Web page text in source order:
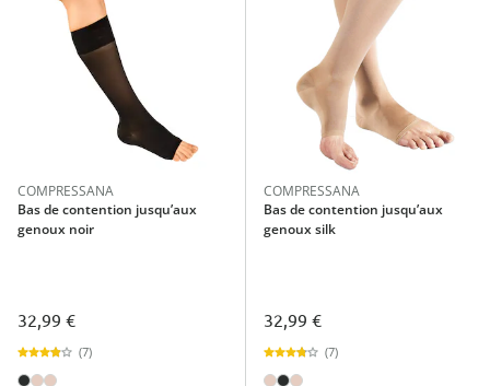
COMPRESSANA
Bas de contention jusqu’aux
genoux noir
32,99 €
(7)
COMPRESSANA
Bas de contention jusqu’aux
genoux silk
32,99 €
(7)